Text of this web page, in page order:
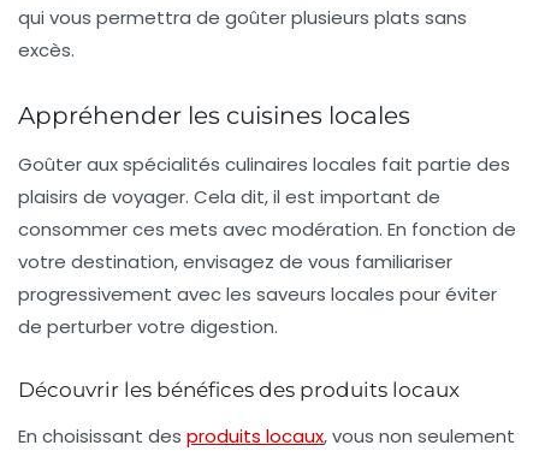
qui vous permettra de goûter plusieurs plats sans
excès.
Appréhender les cuisines locales
Goûter aux spécialités culinaires locales fait partie des
plaisirs de voyager. Cela dit, il est important de
consommer ces mets avec modération. En fonction de
votre destination, envisagez de vous familiariser
progressivement avec les saveurs locales pour éviter
de perturber votre digestion.
Découvrir les bénéfices des produits locaux
En choisissant des produits locaux, vous non seulement